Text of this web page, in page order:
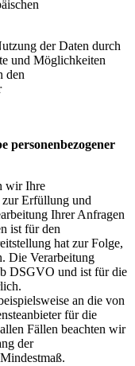
der Daten durch
und Möglichkeiten
den
personenbezogener
wir Ihre
zur Erfüllung und
Ihrer Anfragen
ist für den
hat zur Folge,
Die Verarbeitung
DSGVO und ist für die
an die von
für die
Fällen beachten wir
der